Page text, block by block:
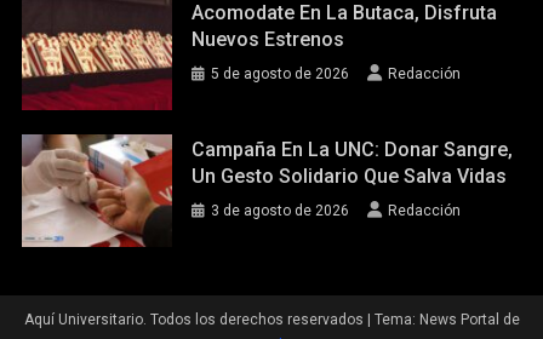
Acomodate En La Butaca, Disfruta
Nuevos Estrenos
5 de agosto de 2026 Redacción
Campaña En La UNC: Donar Sangre,
Un Gesto Solidario Que Salva Vidas
3 de agosto de 2026 Redacción
Aquí Universitario. Todos los derechos reservados | Tema: News Portal de